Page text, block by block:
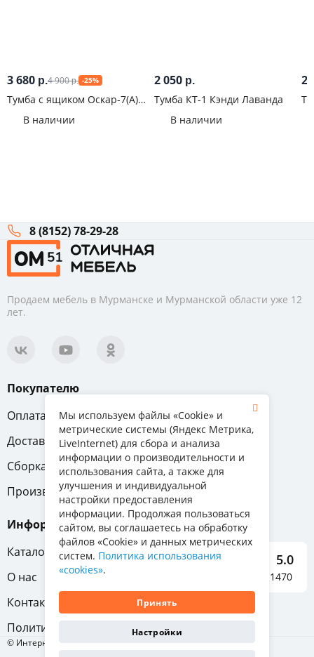
3 680 р.4 900р. -25%
Тумба с ящиком Оскар-7(А)
В наличии
2 050 р.
Тумба КТ-1 Кэнди Лаванда
В наличии
2
8 (8152) 78-29-28
Продаем мебель в Мурманске и Мурманской области уже 12
лет.
Покупателю
Оплата
Вопрос-ответ
Доставка
Обмен и возврат
Сборка
Гарантия
Производители
Информация
Каталог мебели
О нас
Контакты
Политика конфиденциальности
5.0
Отзывы о нас 1470
© Интернет-магазин «Отличная мебель», 2011-2026
Мы используем файлы «Cookie» и
метрические системы (Яндекс Метрика,
LiveInternet) для сбора и анализа
информации о производительности и
использования сайта, а также для
улучшения и индивидуальной
настройки предоставления
информации. Продолжая пользоваться
сайтом, вы соглашаетесь на обработку
файлов «Cookie» и данных метрических
систем. Политика использования
«cookies».
Принять
Настройки